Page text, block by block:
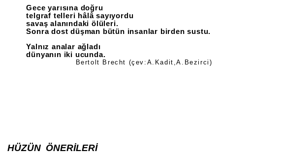
Gece yarısına doğru
telgraf telleri hâlâ sayıyordu
savaş alanındaki ölüleri.
Sonra dost düşman bütün insanlar birden sustu.
Yalnız analar ağladı
dünyanın iki ucunda.
Bertolt Brecht (çev:A.Kadit,A.Bezirci)
HÜZÜN ÖNERİLERİ